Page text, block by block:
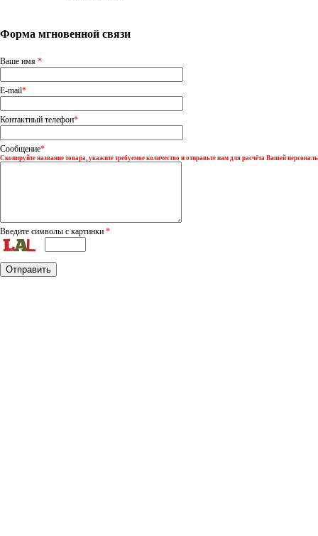
Форма мгновенной связи
Ваше имя *
E-mail*
Контактный телефон*
Сообщение*
Скопируйте название товара, укажите требуемое количество и отправьте нам для расчёта Вашей
Введите символы с картинки *